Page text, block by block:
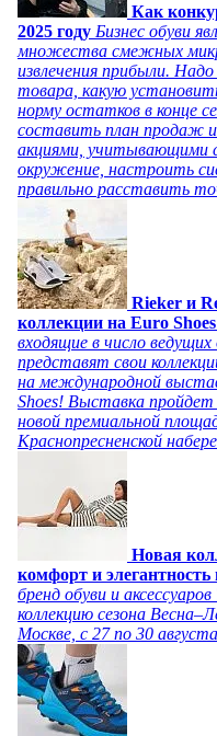
Как
2025 году Бизнес обуви
множества смежных
извлечения прибыли.
товара, какую
норму остатков в конце
составить план продаж
акциями, учитывающими
окружение, настроить
правильно расставить
Rieker и
коллекции на Euro
входящие в число
представят свои
на международной
Shoes! Выставка пройдет
новой премиальной
Краснопресненской
Новая
комфорт и
бренд обуви и
коллекцию сезона
Москве, с 27 по 30